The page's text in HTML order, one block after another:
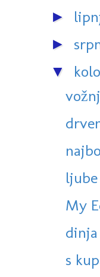
►
►
▼
ljube
My
dinja
s